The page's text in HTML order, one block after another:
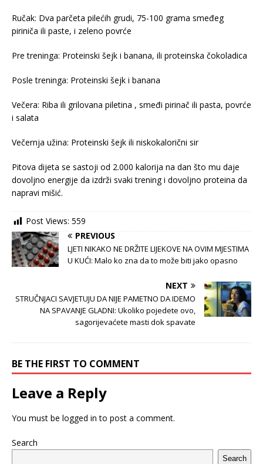
Ručak: Dva parčeta pilećih grudi, 75-100 grama smeđeg
piriniča ili paste, i zeleno povrće
Pre treninga: Proteinski šejk i banana, ili proteinska čokoladica
Posle treninga: Proteinski šejk i banana
Večera: Riba ili grilovana piletina , smeđi pirinač ili pasta, povrće
i salata
Večernja užina: Proteinski šejk ili niskokalorični sir
Pitova dijeta se sastoji od 2.000 kalorija na dan što mu daje
dovoljno energije da izdrži svaki trening i dovoljno proteina da
napravi mišić.
Post Views: 559
PREVIOUS
LJETI NIKAKO NE DRŽITE LIJEKOVE NA OVIM MJESTIMA
U KUĆI: Malo ko zna da to može biti jako opasno
NEXT
STRUČNJACI SAVJETUJU DA NIJE PAMETNO DA IDEMO
NA SPAVANJE GLADNI: Ukoliko pojedete ovo,
sagorijevaćete masti dok spavate
BE THE FIRST TO COMMENT
Leave a Reply
You must be logged in to post a comment.
Search
Search